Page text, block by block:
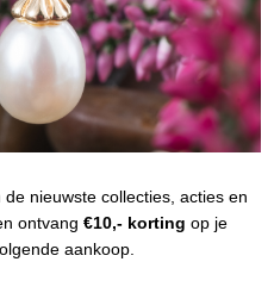
nieuwste collecties, acties en
ontvang €10,- korting op je
aankoop.
Voor 12h
Levertijd
Vanaf €70,
Ook